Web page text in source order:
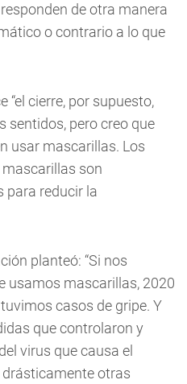
de otra manera
o contrario a lo que
“el cierre, por supuesto,
sentidos, pero creo que
usar mascarillas. Los
son
para reducir la
planteó: “Si nos
usamos mascarillas, 2020
casos de gripe. Y
que controlaron y
virus que causa el
otras